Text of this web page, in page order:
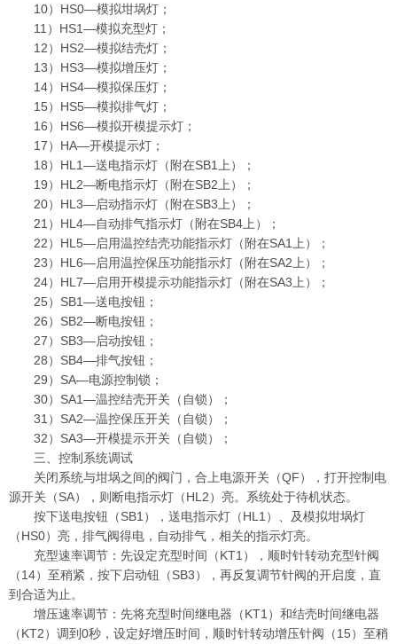
10）HS0—模拟坩埚灯；
11）HS1—模拟充型灯；
12）HS2—模拟结壳灯；
13）HS3—模拟增压灯；
14）HS4—模拟保压灯；
15）HS5—模拟排气灯；
16）HS6—模拟开模提示灯；
17）HA—开模提示灯；
18）HL1—送电指示灯（附在SB1上）；
19）HL2—断电指示灯（附在SB2上）；
20）HL3—启动指示灯（附在SB3上）；
21）HL4—自动排气指示灯（附在SB4上）；
22）HL5—启用温控结壳功能指示灯（附在SA1上）；
23）HL6—启用温控保压功能指示灯（附在SA2上）；
24）HL7—启用开模提示功能指示灯（附在SA3上）；
25）SB1—送电按钮；
26）SB2—断电按钮；
27）SB3—启动按钮；
28）SB4—排气按钮；
29）SA—电源控制锁；
30）SA1—温控结壳开关（自锁）；
31）SA2—温控保压开关（自锁）；
32）SA3—开模提示开关（自锁）；
三、控制系统调试
关闭系统与坩埚之间的阀门，合上电源开关（QF），打开控制电
源开关（SA），则断电指示灯（HL2）亮。系统处于待机状态。
按下送电按钮（SB1），送电指示灯（HL1）、及模拟坩埚灯
（HS0）亮，排气阀得电，自动排气，相关的指示灯亮。
充型速率调节：先设定充型时间（KT1），顺时针转动充型针阀
（14）至稍紧，按下启动钮（SB3），再反复调节针阀的开启度，直
到合适为止。
增压速率调节：先将充型时间继电器（KT1）和结壳时间继电器
（KT2）调到0秒，设定好增压时间，顺时针转动增压针阀（15）至稍